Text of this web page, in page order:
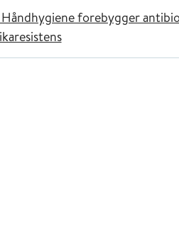
forebygger